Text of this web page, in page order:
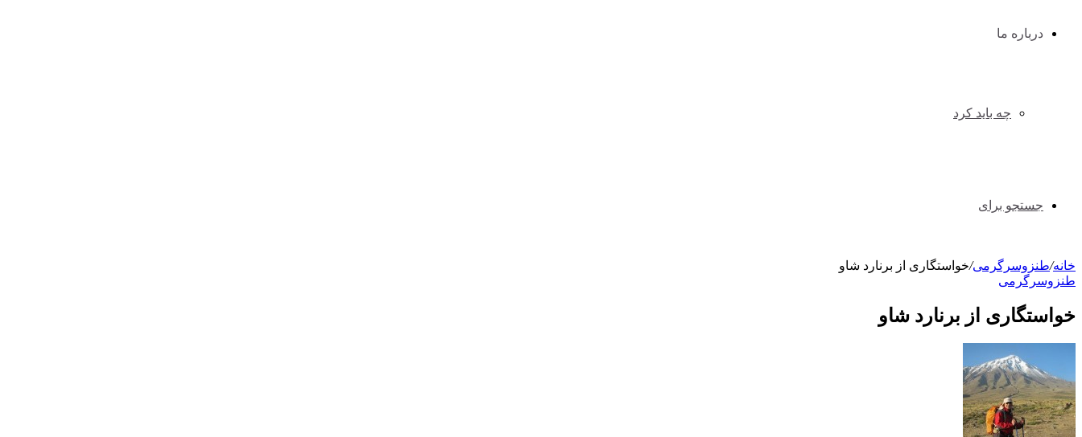
درباره ما
چه باید کرد
جستجو برای
خانه/طنزوسرگرمی/خواستگاری از برنارد شاو
طنزوسرگرمی
خواستگاری از برنارد شاو